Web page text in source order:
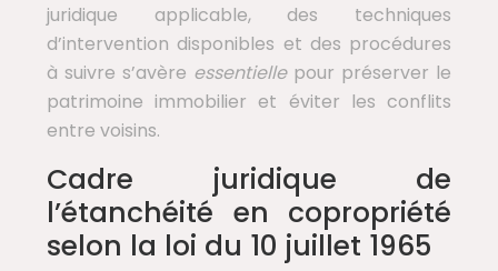
juridique applicable, des techniques
d’intervention disponibles et des procédures
à suivre s’avère essentielle pour préserver le
patrimoine immobilier et éviter les conflits
entre voisins.
Cadre juridique de
l’étanchéité en copropriété
selon la loi du 10 juillet 1965